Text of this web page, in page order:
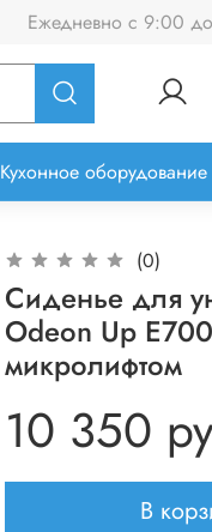
Ежедневно с 9:00
Кухонное оборудование
(0)
Сиденье для
Odeon Up
микролифтом
10 350
В